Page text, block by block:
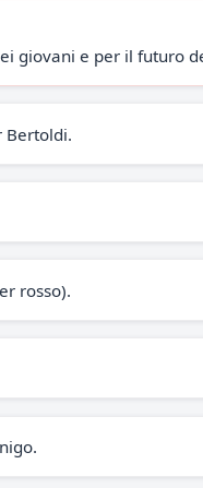
giovani e per il futuro
Bertoldi.
rosso).